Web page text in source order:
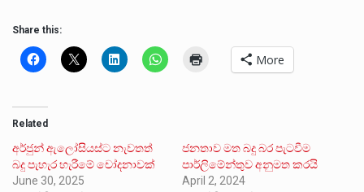
Share this:
More
Related
අර්ජුන් ඇලෝසියස්ට නැවතත්
බදු පැහැර හැරීමේ චෝදනාවක්
June 30, 2025
ජනතාව මත බදු බර පැටවීම
පාර්ලිමේන්තුව අනුමත කරයි
April 2, 2024